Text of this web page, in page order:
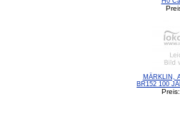
MÄRKLIN,
BR152 100